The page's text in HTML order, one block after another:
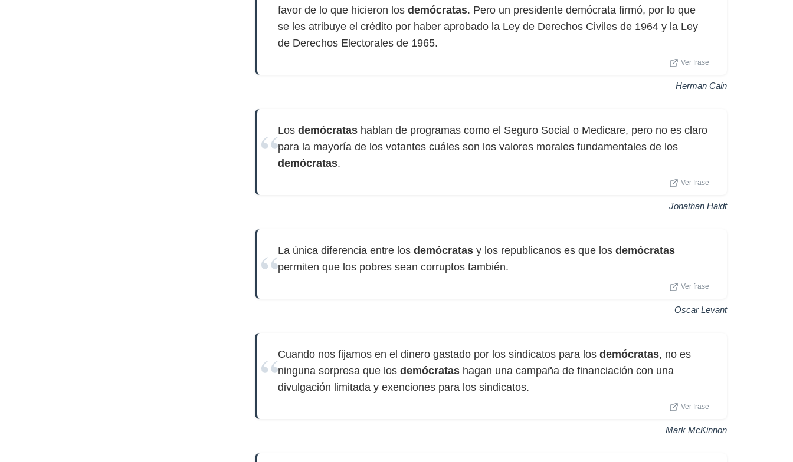
favor de lo que hicieron los demócratas. Pero un presidente demócrata firmó, por lo que
se les atribuye el crédito por haber aprobado la Ley de Derechos Civiles de 1964 y la Ley
de Derechos Electorales de 1965.
Ver frase
Herman Cain
Los demócratas hablan de programas como el Seguro Social o Medicare, pero no es claro
para la mayoría de los votantes cuáles son los valores morales fundamentales de los
demócratas.
Ver frase
Jonathan Haidt
La única diferencia entre los demócratas y los republicanos es que los demócratas
permiten que los pobres sean corruptos también.
Ver frase
Oscar Levant
Cuando nos fijamos en el dinero gastado por los sindicatos para los demócratas, no es
ninguna sorpresa que los demócratas hagan una campaña de financiación con una
divulgación limitada y exenciones para los sindicatos.
Ver frase
Mark McKinnon